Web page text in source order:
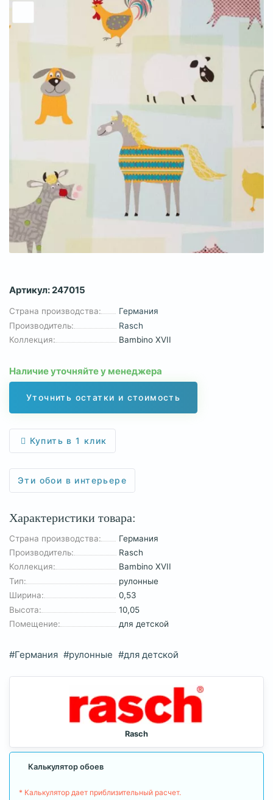
Артикул:247015
Страна производства:
Германия
Производитель:
Rasch
Коллекция:
Bambino XVII
Наличие уточняйте у менеджера
Уточнить остатки и стоимость
Купить в 1 клик
Эти обои в интерьере
Характеристики товара:
Страна производства:
Германия
Производитель:
Rasch
Коллекция:
Bambino XVII
Тип:
рулонные
Ширина:
0,53
Высота:
10,05
Помещение:
для детской
#Германия #рулонные #для детской
Rasch
Калькулятор обоев
* Калькулятор дает приблизительный расчет.